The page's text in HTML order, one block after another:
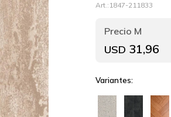
1847-211833
USD 31,96
Variantes: